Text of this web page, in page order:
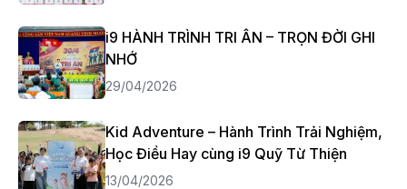
i9 HÀNH TRÌNH TRI ÂN – TRỌN ĐỜI GHI
NHỚ
29/04/2026
Kid Adventure – Hành Trình Trải Nghiệm,
Học Điều Hay cùng i9 Quỹ Từ Thiện
13/04/2026